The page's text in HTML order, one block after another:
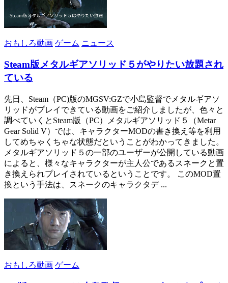
おもしろ動画 ゲーム ニュース
Steam版メタルギアソリッド５がやりたい放題され
ている
先日、Steam（PC)版のMGSV:GZで小島監督でメタルギアソ
リッドがプレイできている動画をご紹介しましたが、色々と
調べていくとSteam版（PC）メタルギアソリッド５（Metar
Gear Solid V）では、キャラクターMODの書き換え等を利用
してめちゃくちゃな状態だということがわかってきました。
メタルギアソリッド５の一部のユーザーが公開している動画
によると、様々なキャラクターが主人公であるスネークと置
き換えられプレイされているということです。 このMOD置
換という手法は、スネークのキャラクタデ ...
おもしろ動画 ゲーム